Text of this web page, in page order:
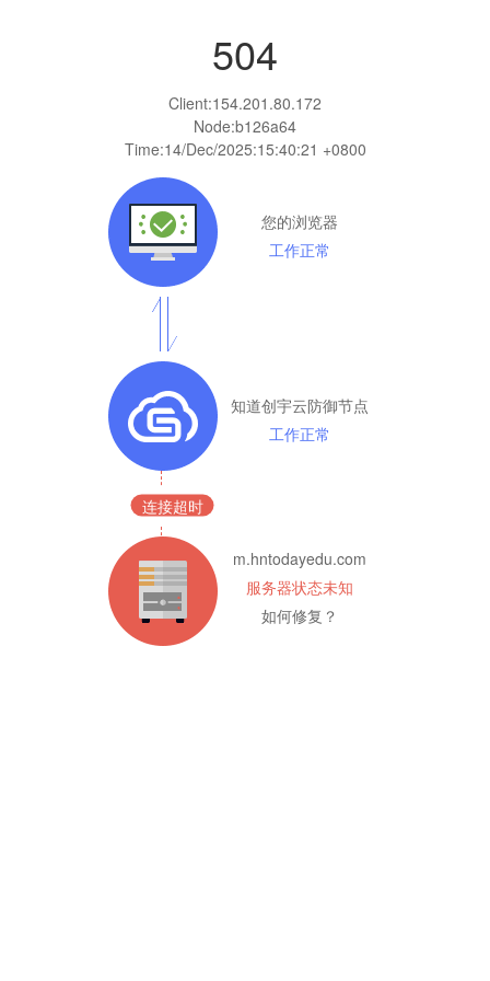
504
Client:154.201.80.172
Node:b126a64
Time:14/Dec/2025:15:40:21 +0800
您的浏览器
工作正常
知道创宇云防御节点
工作正常
连接超时
m.hntodayedu.com
服务器状态未知
如何修复？